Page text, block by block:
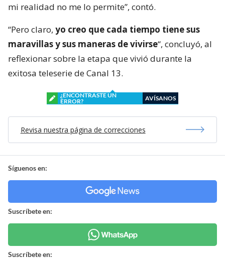
mi realidad no me lo permite”, contó.
“Pero claro, yo creo que cada tiempo tiene sus
maravillas y sus maneras de vivirse“, concluyó, al
reflexionar sobre la etapa que vivió durante la
exitosa teleserie de Canal 13.
¿ENCONTRASTE UN
ERROR?
AVÍSANOS
Revisa nuestra página de correcciones
Síguenos en:
Suscríbete en:
Suscríbete en: